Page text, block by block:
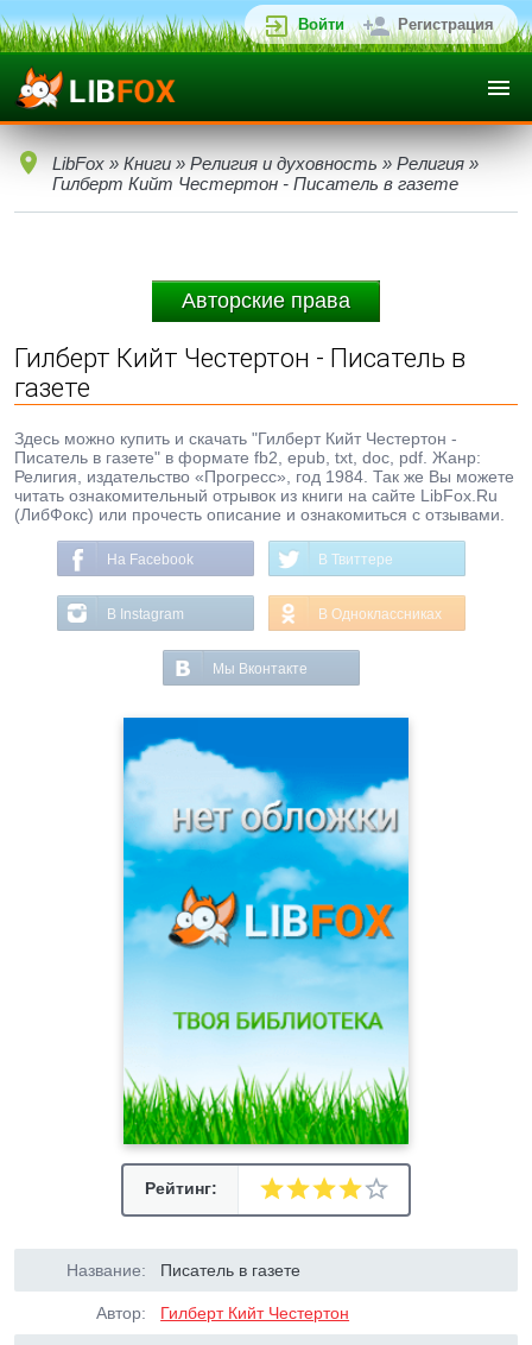
Войти Регистрация
LibFox » Книги » Религия и духовность » Религия »
Гилберт Кийт Честертон - Писатель в газете
Авторские права
Гилберт Кийт Честертон - Писатель в
газете
Здесь можно купить и скачать "Гилберт Кийт Честертон -
Писатель в газете" в формате fb2, epub, txt, doc, pdf. Жанр:
Религия, издательство «Прогресс», год 1984. Так же Вы можете
читать ознакомительный отрывок из книги на сайте LibFox.Ru
(ЛибФокс) или прочесть описание и ознакомиться с отзывами.
На Facebook В Твиттере
В Instagram В Одноклассниках
Мы Вконтакте
Рейтинг:
Название: Писатель в газете
Автор: Гилберт Кийт Честертон